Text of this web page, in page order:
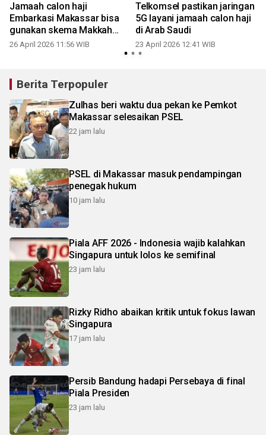
Jamaah calon haji
Embarkasi Makassar bisa
gunakan skema Makkah
Route
26 April 2026 11:56 WIB
Telkomsel pastikan jaringan
5G layani jamaah calon haji
di Arab Saudi
23 April 2026 12:41 WIB
Berita Terpopuler
Zulhas beri waktu dua pekan ke Pemkot
Makassar selesaikan PSEL
22 jam lalu
PSEL di Makassar masuk pendampingan
penegak hukum
10 jam lalu
Piala AFF 2026 - Indonesia wajib kalahkan
Singapura untuk lolos ke semifinal
23 jam lalu
Rizky Ridho abaikan kritik untuk fokus lawan
Singapura
17 jam lalu
Persib Bandung hadapi Persebaya di final
Piala Presiden
23 jam lalu